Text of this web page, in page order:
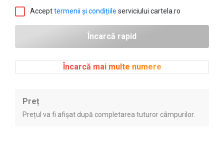
Accepttermenii și condițiile serviciului cartela.ro
Încarcă mai multe numere
Preț
Prețul va fi afișat după completarea tuturor câmpurilor.